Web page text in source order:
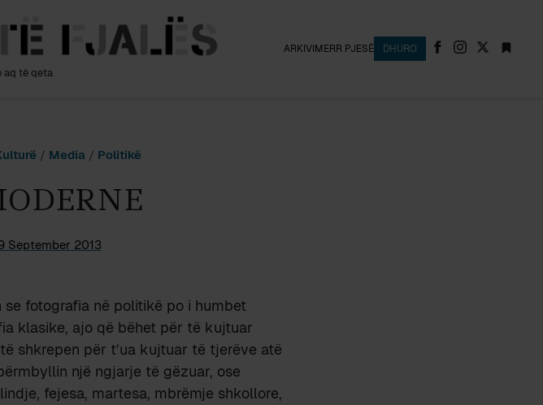
aq të qeta
ARKIVIMERR PJESË DHURO
/ Media/ Politikë
September 2013
fotografia në politikë po i humbet
klasike, ajo që bëhet për të kujtuar
shkrepen për t’ua kujtuar të tjerëve atë
një ngjarje të gëzuar, ose
fejesa, martesa, mbrëmje shkollore,